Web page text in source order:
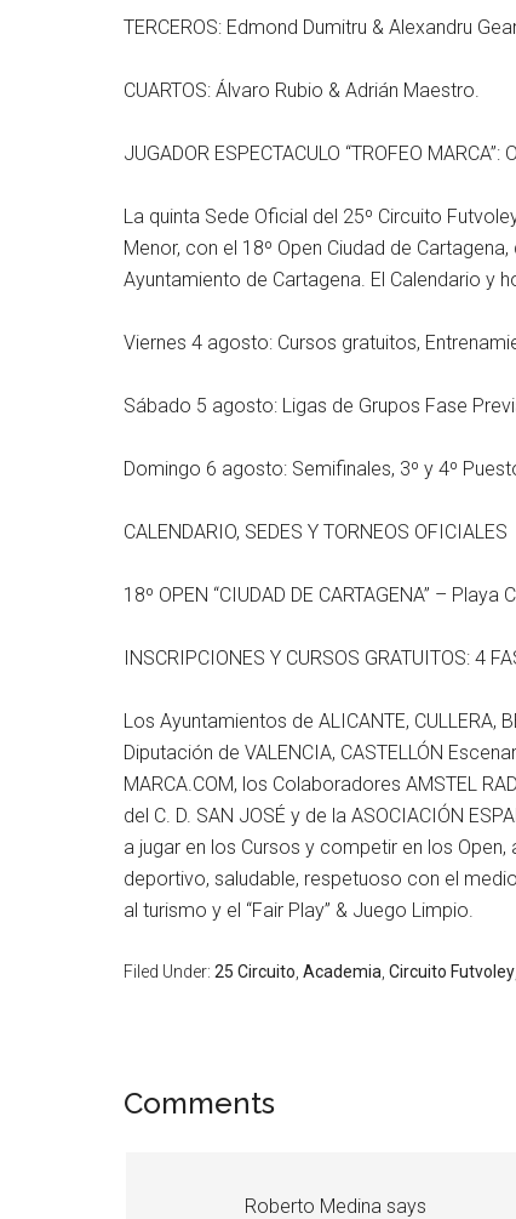
TERCEROS: Edmond Dumitru & Alexandru
CUARTOS: Álvaro Rubio & Adrián Maestro.
JUGADOR ESPECTACULO “TROFEO
La quinta Sede Oficial del 25º Circuito
Menor, con el 18º Open Ciudad de
Ayuntamiento de Cartagena. El Calendario y
Viernes 4 agosto: Cursos gratuitos,
Sábado 5 agosto: Ligas de Grupos Fase
Domingo 6 agosto: Semifinales, 3º y 4º
CALENDARIO, SEDES Y TORNEOS OFICIALES
18º OPEN “CIUDAD DE CARTAGENA” –
INSCRIPCIONES Y CURSOS GRATUITOS: 4
Los Ayuntamientos de ALICANTE, CULLERA,
Diputación de VALENCIA, CASTELLÓN
MARCA.COM, los Colaboradores AMSTEL
del C. D. SAN JOSÉ y de la ASOCIACIÓN
a jugar en los Cursos y competir en los
deportivo, saludable, respetuoso con el
al turismo y el “Fair Play” & Juego Limpio.
Filed Under: 25 Circuito Academia Circuito Futvoley
Comments
Roberto Medina says